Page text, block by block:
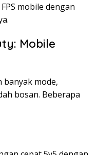
mobile dengan
Mobile
banyak mode,
bosan. Beberapa